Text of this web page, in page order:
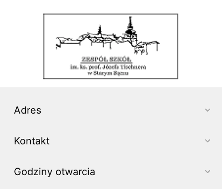
Zespół Szkół im. ks. prof. Józefa Tischnera w Starym Sączu
Adres
Kontakt
Godziny otwarcia